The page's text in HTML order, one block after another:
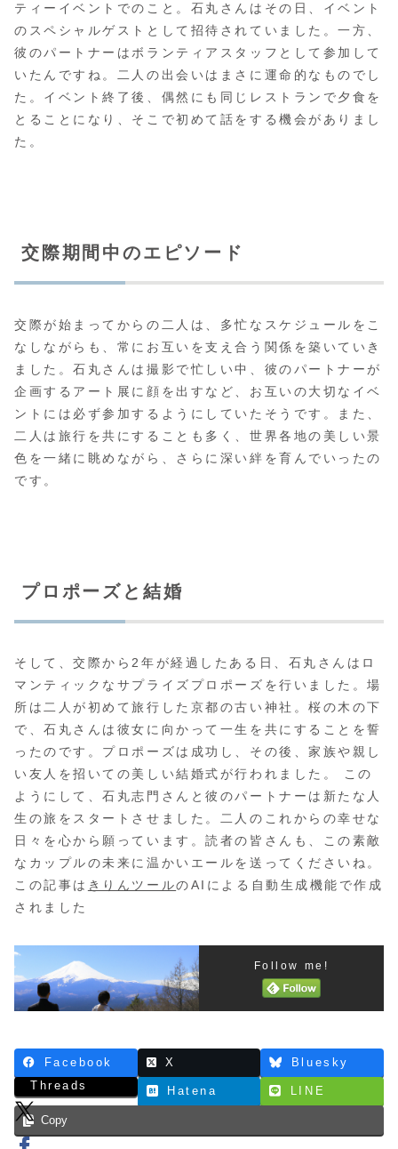
ティーイベントでのこと。石丸さんはその日、イベント
のスペシャルゲストとして招待されていました。一方、
彼のパートナーはボランティアスタッフとして参加して
いたんですね。二人の出会いはまさに運命的なものでし
た。イベント終了後、偶然にも同じレストランで夕食を
とることになり、そこで初めて話をする機会がありまし
た。
交際期間中のエピソード
交際が始まってからの二人は、多忙なスケジュールをこ
なしながらも、常にお互いを支え合う関係を築いていき
ました。石丸さんは撮影で忙しい中、彼のパートナーが
企画するアート展に顔を出すなど、お互いの大切なイベ
ントには必ず参加するようにしていたそうです。また、
二人は旅行を共にすることも多く、世界各地の美しい景
色を一緒に眺めながら、さらに深い絆を育んでいったの
です。
プロポーズと結婚
そして、交際から2年が経過したある日、石丸さんはロ
マンティックなサプライズプロポーズを行いました。場
所は二人が初めて旅行した京都の古い神社。桜の木の下
で、石丸さんは彼女に向かって一生を共にすることを誓
ったのです。プロポーズは成功し、その後、家族や親し
い友人を招いての美しい結婚式が行われました。 この
ようにして、石丸志門さんと彼のパートナーは新たな人
生の旅をスタートさせました。二人のこれからの幸せな
日々を心から願っています。読者の皆さんも、この素敵
なカップルの未来に温かいエールを送ってくださいね。
この記事は きりんツールのAIによる自動生成機能で作成
されました
Follow me!
Facebook X
Bluesky
Threads
Hatena LINE
Copy